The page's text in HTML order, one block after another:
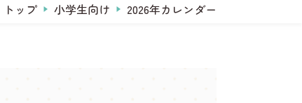
トップ 小学生向け 2026年カレンダー